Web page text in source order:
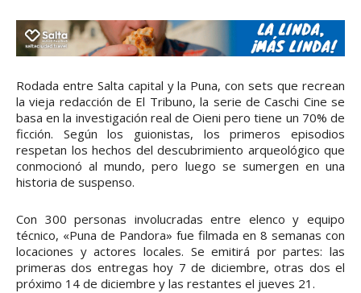
Rodada entre Salta capital y la Puna, con sets que recrean
la vieja redacción de El Tribuno, la serie de Caschi Cine se
basa en la investigación real de Oieni pero tiene un 70% de
ficción. Según los guionistas, los primeros episodios
respetan los hechos del descubrimiento arqueológico que
conmocionó al mundo, pero luego se sumergen en una
historia de suspenso.
Con 300 personas involucradas entre elenco y equipo
técnico, «Puna de Pandora» fue filmada en 8 semanas con
locaciones y actores locales. Se emitirá por partes: las
primeras dos entregas hoy 7 de diciembre, otras dos el
próximo 14 de diciembre y las restantes el jueves 21.